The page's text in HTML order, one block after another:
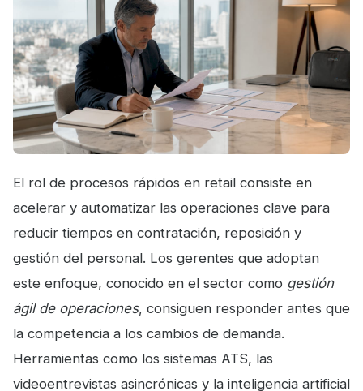
El rol de procesos rápidos en retail consiste en
acelerar y automatizar las operaciones clave para
reducir tiempos en contratación, reposición y
gestión del personal. Los gerentes que adoptan
este enfoque, conocido en el sector como gestión
ágil de operaciones, consiguen responder antes que
la competencia a los cambios de demanda.
Herramientas como los sistemas ATS, las
videoentrevistas asincrónicas y la inteligencia artificial